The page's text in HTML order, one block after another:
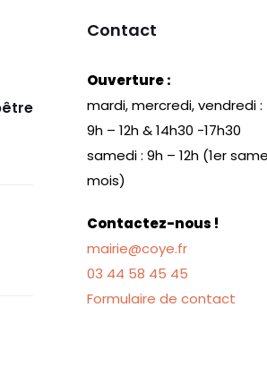
Contact
Ouverture :
mardi, mercredi, vendredi :
9h – 12h & 14h30 -17h30
samedi : 9h – 12h (1er
mois)
Contactez-nous !
mairie@coye.fr
03 44 58 45 45
Formulaire de contact